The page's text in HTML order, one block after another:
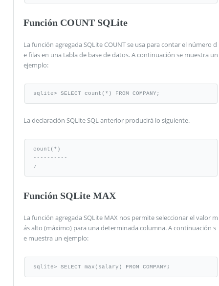
Función COUNT SQLite
La función agregada SQLite COUNT se usa para contar el número d
e filas en una tabla de base de datos. A continuación se muestra un
ejemplo:
sqlite> SELECT count(*) FROM COMPANY;
La declaración SQLite SQL anterior producirá lo siguiente.
count(*)
----------
7
Función SQLite MAX
La función agregada SQLite MAX nos permite seleccionar el valor m
ás alto (máximo) para una determinada columna. A continuación s
e muestra un ejemplo:
sqlite> SELECT max(salary) FROM COMPANY;